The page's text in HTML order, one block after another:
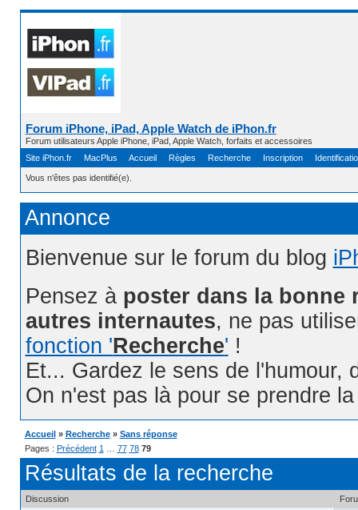
Forum iPhone, iPad, Apple Watch de iPhon.fr
Forum utilisateurs Apple iPhone, iPad, Apple Watch, forfaits et accessoires
Site iPhon.fr
MacPlus Accueil Règles Recherche Inscription
Vous n'êtes pas identifié(e).
Annonce
Bienvenue sur le forum du blog
Pensez à poster dans la bonne
autres internautes, ne pas
fonction 'Recherche' !
Et... Gardez le sens de l'humour,
On n'est pas là pour se prendre
Accueil » Recherche » Sans réponse
Pages : Précédent 1 77 78 79
Résultats de la recherche
Discussion